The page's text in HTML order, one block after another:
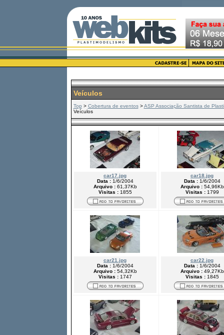
Veículos
Top > Cobertura de eventos>ASP Associação Santista de
Veículos
car17.jpg
Data : 1/6/2004
Arquivo : 61,37Kb
Visitas : 1855
car18.jpg
Data : 1/6/2004
Arquivo : 54,96Kb
Visitas : 1799
car21.jpg
Data : 1/6/2004
Arquivo : 54,32Kb
Visitas : 1747
car22.jpg
Data : 1/6/2004
Arquivo : 49,27Kb
Visitas : 1845